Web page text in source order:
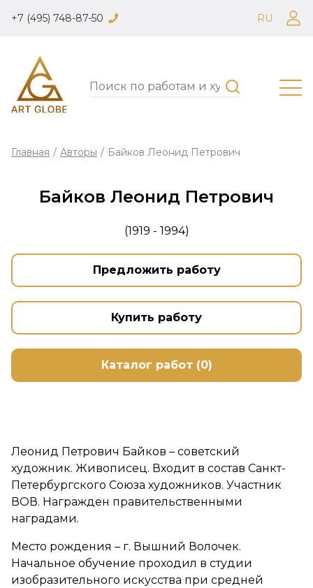
+7 (495) 748-87-50 RU
Главная / Авторы / Байков Леонид Петрович
Байков Леонид Петрович
(1919 - 1994)
Предложить работу
Купить работу
Каталог работ (0)
Леонид Петрович Байков – советский
художник. Живописец. Входит в состав Санкт-
Петербургского Союза художников. Участник
ВОВ. Награжден правительственными
наградами.
Место рождения – г. Вышний Волочек.
Начальное обучение проходил в студии
изобразительного искусства при средней